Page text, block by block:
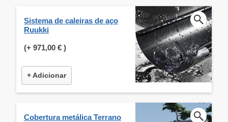
Sistema de caleiras de aço
Ruukki
(+ 971,00 € )
+ Adicionar
Cobertura metálica Terrano